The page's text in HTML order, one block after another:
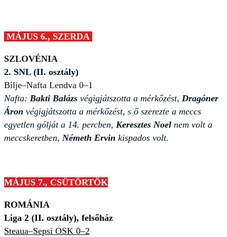
MÁJUS 6., SZERDA
SZLOVÉNIA
2. SNL (II. osztály)
Bilje–Nafta Lendva 0–1
Nafta: Bakti Balázs végigjátszotta a mérkőzést, Dragóner
Áron végigjátszotta a mérkőzést, s ő szerezte a meccs
egyetlen gólját a 14. percben, Keresztes Noel nem volt a
meccskeretben, Németh Ervin kispados volt.
MÁJUS 7., CSÜTÖRTÖK
ROMÁNIA
Liga 2 (II. osztály), felsőház
Steaua–Sepsi OSK 0–2